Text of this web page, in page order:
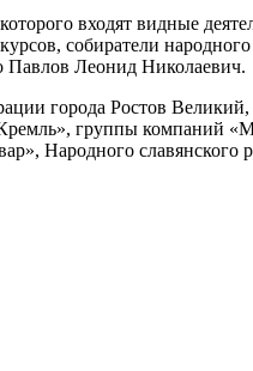
входят видные
собиратели
Леонид Николаевич.
города Ростов
группы
Народного славянского